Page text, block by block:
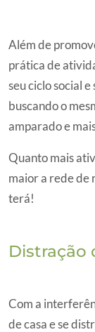
Além de
prática de
seu ciclo social
buscando o
amparado e
Quanto mais
maior a rede de
terá!
Distração
Com a
de casa e se